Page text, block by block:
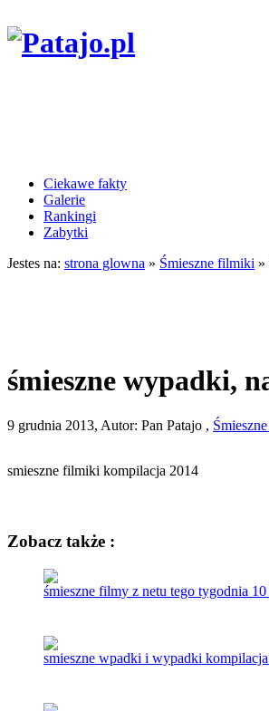
Ciekawe fakty
Galerie
Rankingi
Zabytki
Jestes na: strona glowna » Śmieszne filmiki »
śmieszne wypadki,
9 grudnia 2013, Autor: Pan Patajo ,
smieszne filmiki kompilacja 2014
Zobacz także :
śmieszne filmy z netu tego tygodnia
smieszne wpadki i wypadki